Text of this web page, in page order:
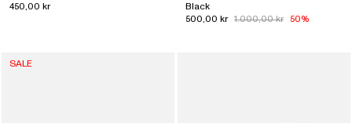
450,00 kr
Black
500,00 kr
1.000,00 kr 50%
SALE